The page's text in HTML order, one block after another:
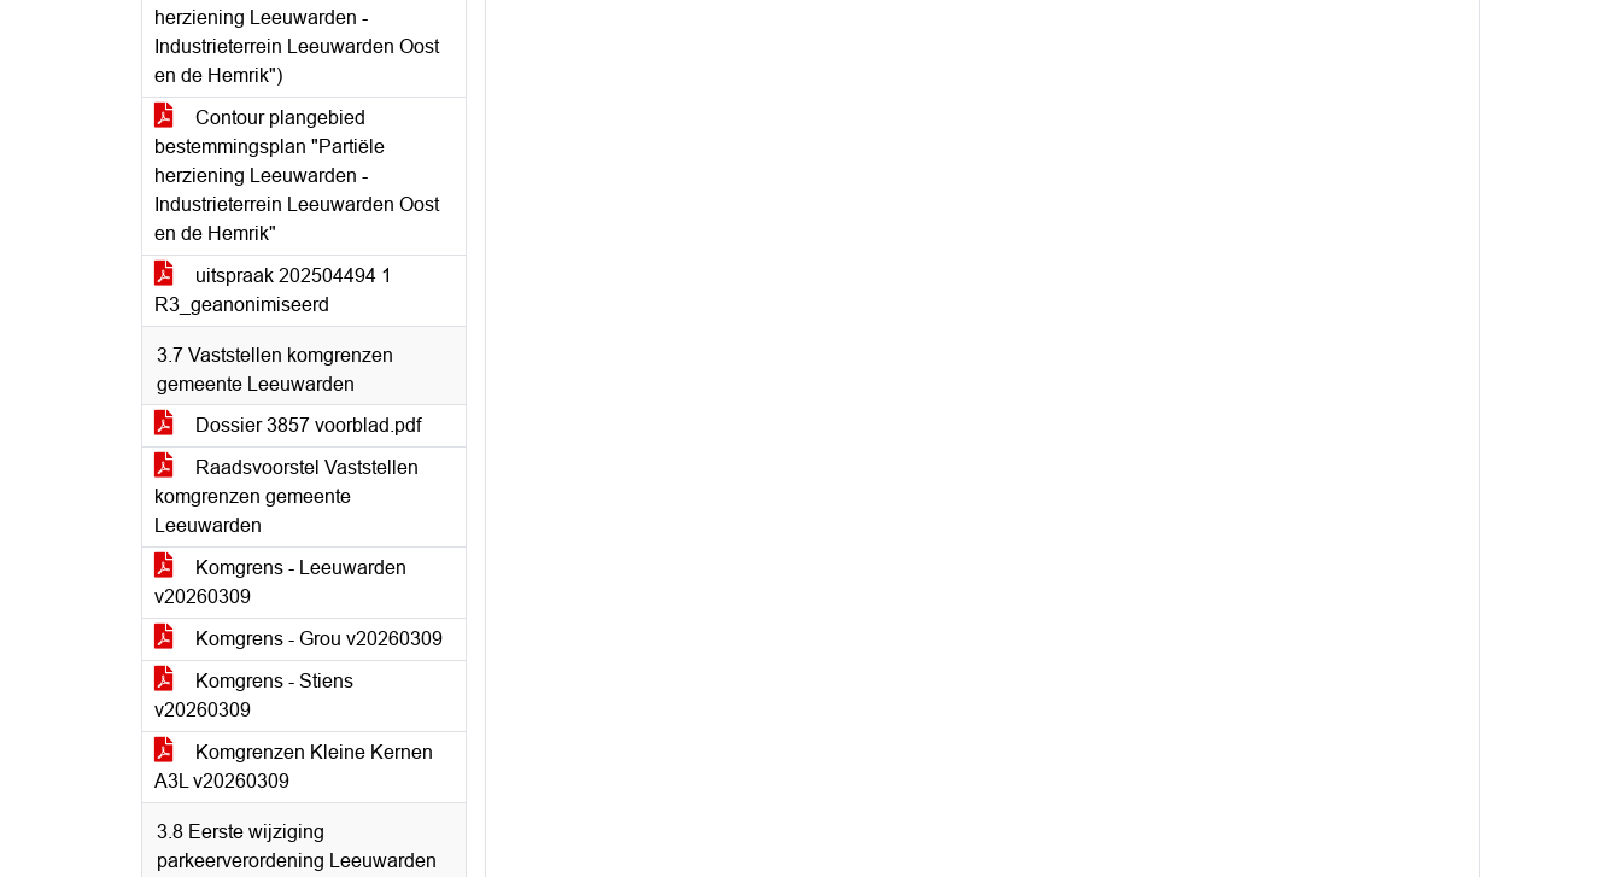
herziening Leeuwarden -
Industrieterrein Leeuwarden Oost
en de Hemrik")
Contour plangebied
bestemmingsplan "Partiële
herziening Leeuwarden -
Industrieterrein Leeuwarden Oost
en de Hemrik"
uitspraak 202504494 1
R3_geanonimiseerd
3.7 Vaststellen komgrenzen
gemeente Leeuwarden
Dossier 3857 voorblad.pdf
Raadsvoorstel Vaststellen
komgrenzen gemeente
Leeuwarden
Komgrens - Leeuwarden
v20260309
Komgrens - Grou v20260309
Komgrens - Stiens
v20260309
Komgrenzen Kleine Kernen
A3L v20260309
3.8 Eerste wijziging
parkeerverordening Leeuwarden